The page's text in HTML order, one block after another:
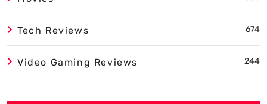
Tech Reviews 674
Video Gaming Reviews 244